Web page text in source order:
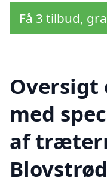
Få 3 tilbud,
Oversigt
med
af